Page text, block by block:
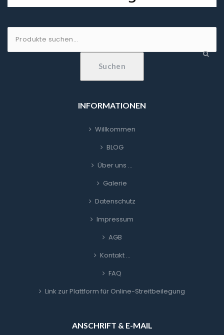
Suchen
INFORMATIONEN
Willkommen
BLOG
Über uns …
Galerie
Datenschutz
Impressum
AGB
Kontakt …
FAQ
Link zur Plattform für Online-Streitbeilegung
ANSCHRIFT & E-MAIL